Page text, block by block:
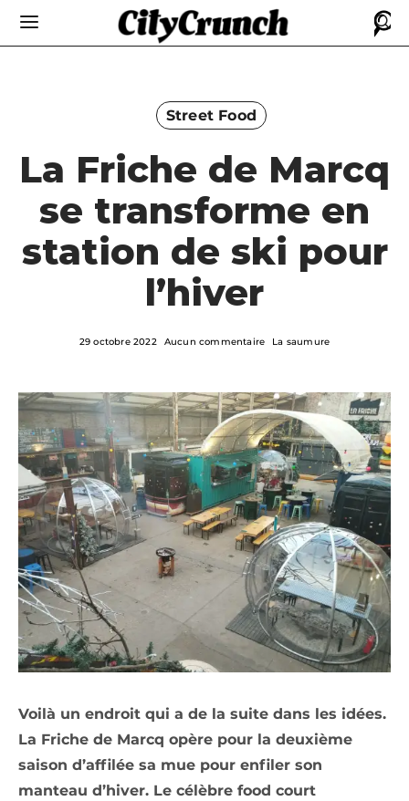
Street Food
La Friche de Marcq
se transforme en
station de ski pour
l’hiver
29 octobre 2022 Aucun commentaire La saumure
Voilà un endroit qui a de la suite dans les idées.
La Friche de Marcq opère pour la deuxième
saison d’affilée sa mue pour enfiler son
manteau d’hiver. Le célèbre food court